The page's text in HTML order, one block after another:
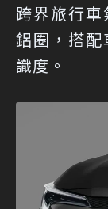
跨界旅行
鋁圈，搭
識度。